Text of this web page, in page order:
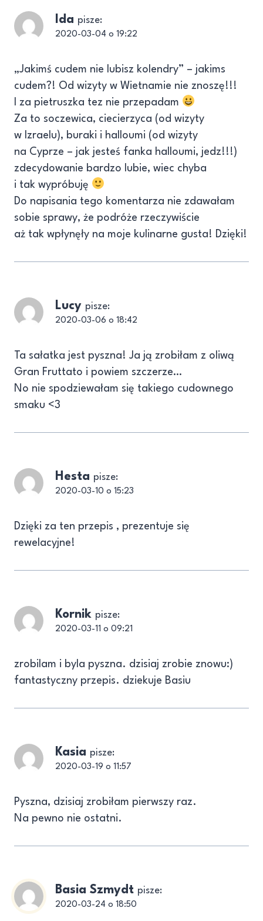
Ida pisze:
2020-03-04 o 19:22
„Jakimś cudem nie lubisz kolendry” – jakims
cudem?! Od wizyty w Wietnamie nie znoszę!!!
I za pietruszka tez nie przepadam
Za to soczewica, ciecierzyca (od wizyty
w Izraelu), buraki i halloumi (od wizyty
na Cyprze – jak jesteś fanka halloumi, jedz!!!)
zdecydowanie bardzo lubie, wiec chyba
i tak wypróbuję
Do napisania tego komentarza nie zdawałam
sobie sprawy, że podróże rzeczywiście
aż tak wpłynęły na moje kulinarne gusta! Dzięki!
Lucy pisze:
2020-03-06 o 18:42
Ta sałatka jest pyszna! Ja ją zrobiłam z oliwą
Gran Fruttato i powiem szczerze…
No nie spodziewałam się takiego cudownego
smaku <3
Hesta pisze:
2020-03-10 o 15:23
Dzięki za ten przepis , prezentuje się
rewelacyjne!
Kornik pisze:
2020-03-11 o 09:21
zrobilam i byla pyszna. dzisiaj zrobie znowu:)
fantastyczny przepis. dziekuje Basiu
Kasia pisze:
2020-03-19 o 11:57
Pyszna, dzisiaj zrobiłam pierwszy raz.
Na pewno nie ostatni.
Basia Szmydt pisze:
2020-03-24 o 18:50